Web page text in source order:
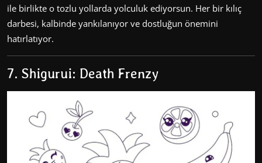
ile birlikte o tozlu yollarda yolculuk ediyorsun. Her bir kılıç
darbesi, kalbinde yankılanıyor ve dostluğun önemini
hatırlatıyor.
7. Shigurui: Death Frenzy